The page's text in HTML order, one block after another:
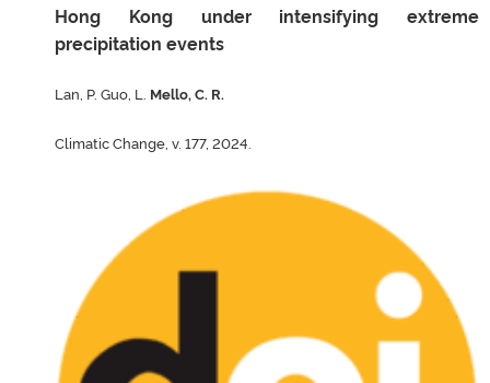
Hong Kong under intensifying extreme
precipitation events
Lan, P. Guo, L. Mello, C. R.
Climatic Change, v. 177, 2024.